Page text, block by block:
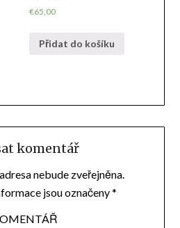
€65,00
Přidat do košíku
komentář
nebude zveřejněna.
jsou označeny*